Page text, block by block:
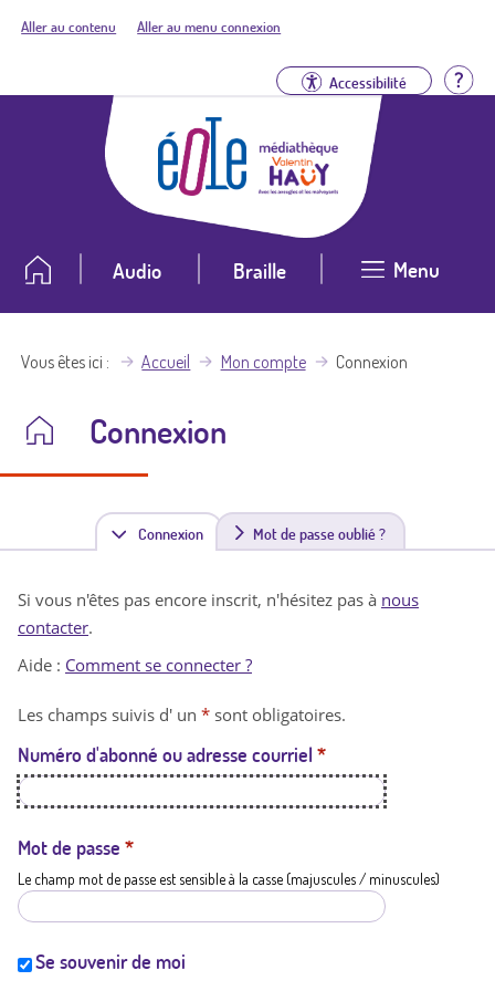
Aller au contenu Aller au menu connexion
Accessibilité
Audio Braille Menu
Vous êtes ici Accueil Mon compte Connexion
Connexion
Connexion(
n
t
a
t
i
Mot de passe oublié ?
Si vous n'êtes pas encore inscrit, n'hésitez pas à nous
contacter.
Aide : Comment se connecter ?
Les champs suivis d' un * sont obligatoires.
Numéro d'abonné ou adresse courriel *
Mot de passe *
Le champ mot de passe est sensible à la casse (majuscules / minuscules)
Se souvenir de moi